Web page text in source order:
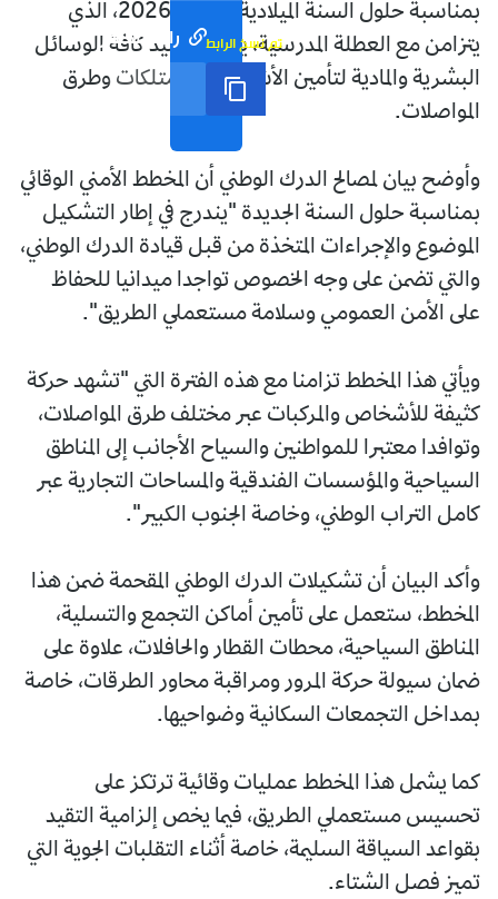
رابط مختصر تم نسخ الرابط
بمناسبة حلول السنة الميلادية الجديدة 2026، الذي
يتزامن مع العطلة المدرسية، يشمل تجنيد كافة الوسائل
البشرية والمادية لتأمين الأشخاص والممتلكات وطرق
المواصلات.
وأوضح بيان لمصالح الدرك الوطني أن المخطط الأمني الوقائي
بمناسبة حلول السنة الجديدة "يندرج في إطار التشكيل
الموضوع والإجراءات المتخذة من قبل قيادة الدرك الوطني،
والتي تضمن على وجه الخصوص تواجدا ميدانيا للحفاظ
على الأمن العمومي وسلامة مستعملي الطريق".
ويأتي هذا المخطط تزامنا مع هذه الفترة التي "تشهد حركة
كثيفة للأشخاص والمركبات عبر مختلف طرق المواصلات،
وتوافدا معتبرا للمواطنين والسياح الأجانب إلى المناطق
السياحية والمؤسسات الفندقية والمساحات التجارية عبر
كامل التراب الوطني، وخاصة الجنوب الكبير".
وأكد البيان أن تشكيلات الدرك الوطني المقحمة ضمن هذا
المخطط، ستعمل على تأمين أماكن التجمع والتسلية،
المناطق السياحية، محطات القطار والحافلات، علاوة على
ضمان سيولة حركة المرور ومراقبة محاور الطرقات، خاصة
بمداخل التجمعات السكانية وضواحيها.
كما يشمل هذا المخطط عمليات وقائية ترتكز على
تحسيس مستعملي الطريق، فيما يخص إلزامية التقيد
بقواعد السياقة السليمة، خاصة أثناء التقلبات الجوية التي
تميز فصل الشتاء.